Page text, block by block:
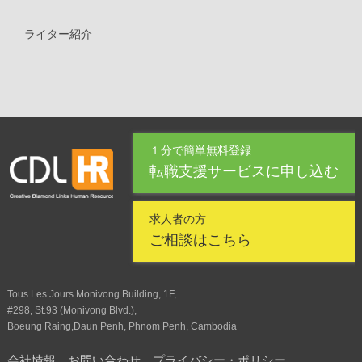
ライター紹介
１分で簡単無料登録
転職支援サービスに申し込む
求人者の方
ご相談はこちら
Tous Les Jours Monivong Building, 1F,
#298, St.93 (Monivong Blvd.),
Boeung Raing,Daun Penh, Phnom Penh, Cambodia